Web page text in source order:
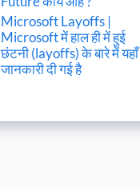
Microsoft Layoffs |
Microsoft में हाल ही में हुई
छंटनी (layoffs) के बारे में यहाँ
जानकारी दी गई है